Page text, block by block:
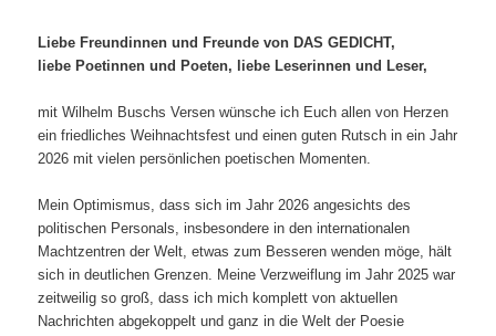
Liebe Freundinnen und Freunde von DAS GEDICHT,
liebe Poetinnen und Poeten, liebe Leserinnen und Leser,
mit Wilhelm Buschs Versen wünsche ich Euch allen von Herzen
ein friedliches Weihnachtsfest und einen guten Rutsch in ein Jahr
2026 mit vielen persönlichen poetischen Momenten.
Mein Optimismus, dass sich im Jahr 2026 angesichts des
politischen Personals, insbesondere in den internationalen
Machtzentren der Welt, etwas zum Besseren wenden möge, hält
sich in deutlichen Grenzen. Meine Verzweiflung im Jahr 2025 war
zeitweilig so groß, dass ich mich komplett von aktuellen
Nachrichten abgekoppelt und ganz in die Welt der Poesie